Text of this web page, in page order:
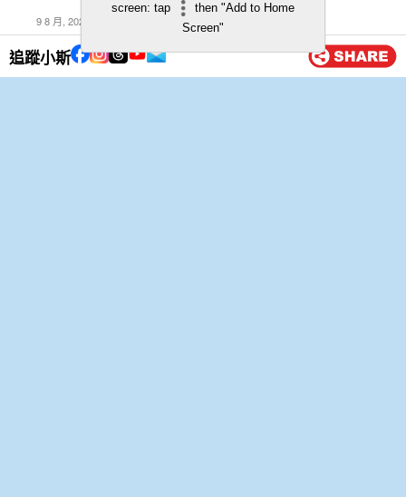
追蹤小斯
9 8 月, 2021
【美國運通卡國金軒月餅優惠】
高達HK$100簽賬回贈！金沙奶
screen: tap
then "Add to Home
Screen"